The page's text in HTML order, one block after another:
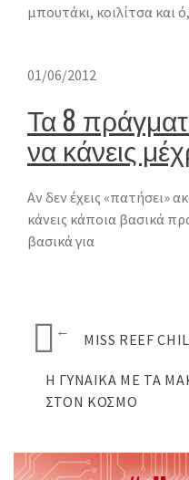
μπουτάκι, κοιλίτσα και
01/06/2012
Τα 8
να κάνεις
Αν δεν έχεις «πατήσει»
κάνεις κάποια βασικά
βασικά για
← MISS REEF
Η ΓΥΝΑΊΚΑ ΜΕ ΤΑ
ΣΤΟΝ ΚΌΣΜΟ